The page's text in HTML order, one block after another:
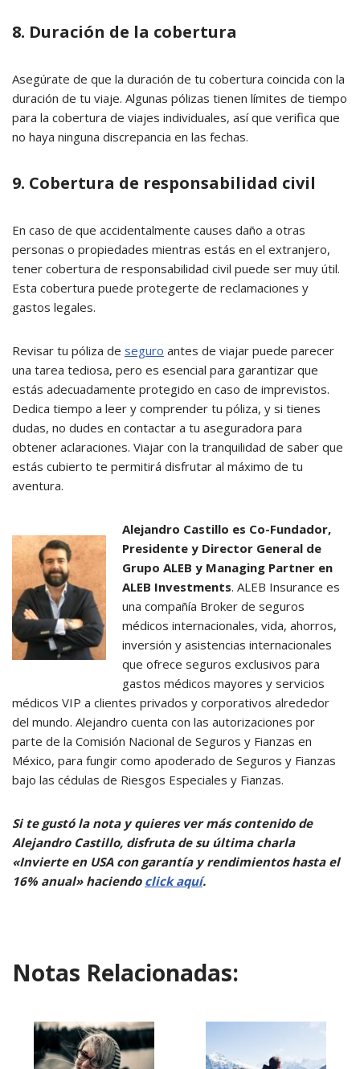
8. Duración de la cobertura
Asegúrate de que la duración de tu cobertura coincida con la
duración de tu viaje. Algunas pólizas tienen límites de tiempo
para la cobertura de viajes individuales, así que verifica que
no haya ninguna discrepancia en las fechas.
9. Cobertura de responsabilidad civil
En caso de que accidentalmente causes daño a otras
personas o propiedades mientras estás en el extranjero,
tener cobertura de responsabilidad civil puede ser muy útil.
Esta cobertura puede protegerte de reclamaciones y
gastos legales.
Revisar tu póliza de seguro antes de viajar puede parecer
una tarea tediosa, pero es esencial para garantizar que
estás adecuadamente protegido en caso de imprevistos.
Dedica tiempo a leer y comprender tu póliza, y si tienes
dudas, no dudes en contactar a tu aseguradora para
obtener aclaraciones. Viajar con la tranquilidad de saber que
estás cubierto te permitirá disfrutar al máximo de tu
aventura.
Alejandro Castillo es Co-Fundador,
Presidente y Director General de
Grupo ALEB y Managing Partner en
ALEB Investments. ALEB Insurance es
una compañía Broker de seguros
médicos internacionales, vida, ahorros,
inversión y asistencias internacionales
que ofrece seguros exclusivos para
gastos médicos mayores y servicios
médicos VIP a clientes privados y corporativos alrededor
del mundo. Alejandro cuenta con las autorizaciones por
parte de la Comisión Nacional de Seguros y Fianzas en
México, para fungir como apoderado de Seguros y Fianzas
bajo las cédulas de Riesgos Especiales y Fianzas.
Si te gustó la nota y quieres ver más contenido de
Alejandro Castillo, disfruta de su última charla
«Invierte en USA con garantía y rendimientos hasta el
16% anual» haciendo click aquí.
Notas Relacionadas: